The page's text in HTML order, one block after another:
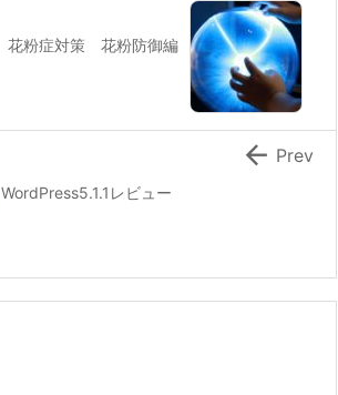
花粉症対策 花粉防御編
WordPress5.1.1レビュー
 Prev